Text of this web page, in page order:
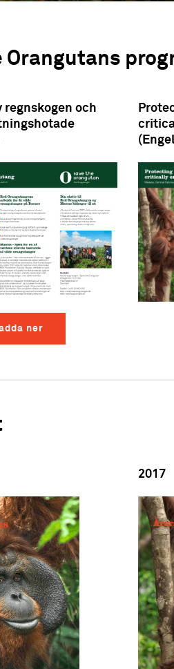
Orangutans
regnskogen och
ner
2017